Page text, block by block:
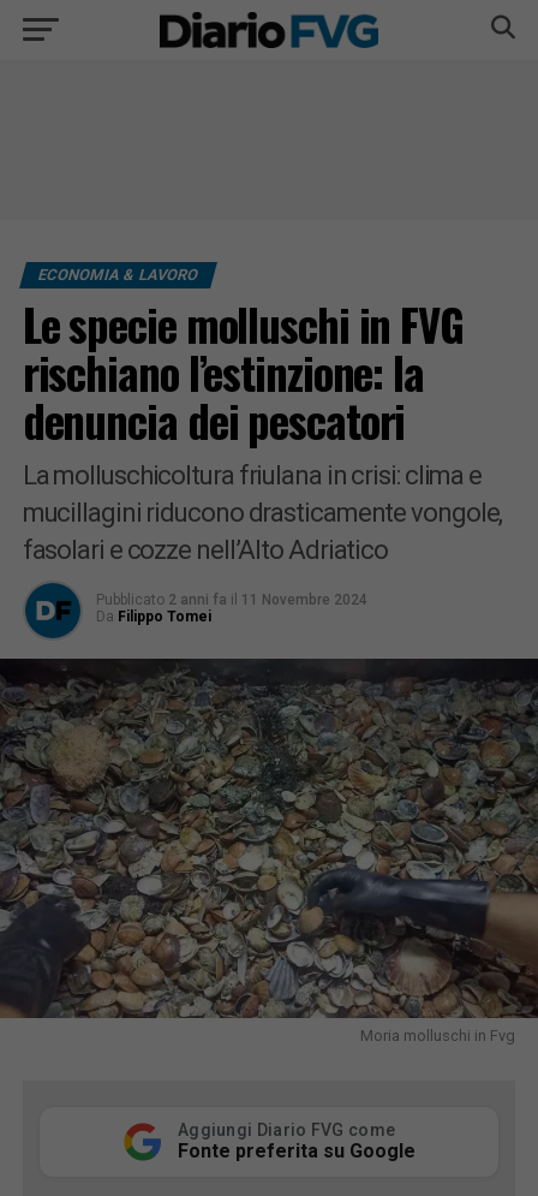
ECONOMIA & LAVORO
Le specie molluschi in FVG
rischiano l’estinzione: la
denuncia dei pescatori
La molluschicoltura friulana in crisi: clima e
mucillagini riducono drasticamente vongole,
fasolari e cozze nell’Alto Adriatico
Pubblicato 2 anni fa il 11 Novembre 2024
Da Filippo Tomei
Moria molluschi in Fvg
Aggiungi Diario FVG come
Fonte preferita su Google